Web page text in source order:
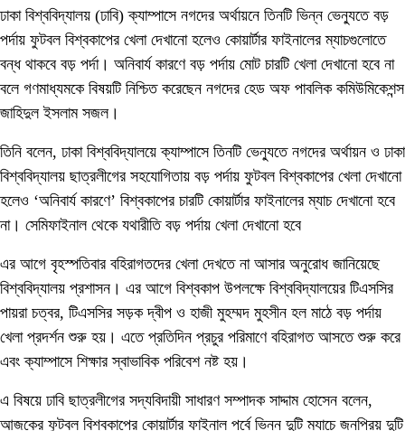
ঢাকা বিশ্ববিদ্যালয় (ঢাবি) ক্যাম্পাসে নগদের অর্থায়নে তিনটি ভিন্ন ভেন্যুতে বড়
পর্দায় ফুটবল বিশ্বকাপের খেলা দেখানো হলেও কোয়ার্টার ফাইনালের ম্যাচগুলোতে
বন্ধ থাকবে বড় পর্দা। অনিবার্য কারণে বড় পর্দায় মোট চারটি খেলা দেখানো হবে না
বলে গণমাধ্যমকে বিষয়টি নিশ্চিত করেছেন নগদের হেড অফ পাবলিক কমিউমিকেশন্স
জাহিদুল ইসলাম সজল।
তিনি বলেন, ঢাকা বিশ্ববিদ্যালয়ে ক্যাম্পাসে তিনটি ভেন্যুতে নগদের অর্থায়ন ও ঢাকা
বিশ্ববিদ্যালয় ছাত্রলীগের সহযোগিতায় বড় পর্দায় ফুটবল বিশ্বকাপের খেলা দেখানো
হলেও ‘অনিবার্য কারণে’ বিশ্বকাপের চারটি কোয়ার্টার ফাইনালের ম্যাচ দেখানো হবে
না। সেমিফাইনাল থেকে যথারীতি বড় পর্দায় খেলা দেখানো হবে
এর আগে বৃহস্পতিবার বহিরাগতদের খেলা দেখতে না আসার অনুরোধ জানিয়েছে
বিশ্ববিদ্যালয় প্রশাসন। এর আগে বিশ্বকাপ উপলক্ষে বিশ্ববিদ্যালয়ের টিএসসির
পায়রা চত্বর, টিএসসির সড়ক দ্বীপ ও হাজী মুহম্মদ মুহসীন হল মাঠে বড় পর্দায়
খেলা প্রদর্শন শুরু হয়। এতে প্রতিদিন প্রচুর পরিমাণে বহিরাগত আসতে শুরু করে
এবং ক্যাম্পাসে শিক্ষার স্বাভাবিক পরিবেশ নষ্ট হয়।
এ বিষয়ে ঢাবি ছাত্রলীগের সদ্যবিদায়ী সাধারণ সম্পাদক সাদ্দাম হোসেন বলেন,
আজকের ফুটবল বিশ্বকাপের কোয়ার্টার ফাইনাল পর্বে ভিন্ন দুটি ম্যাচে জনপ্রিয় দুটি